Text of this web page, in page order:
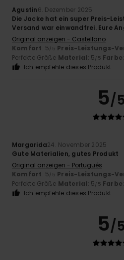
Agustin6. Dezember 2025
Die Jacke hat ein super Preis-
Versand war einwandfrei. Eure
Original anzeigen - Castellano
Komfort: 5/5 Preis-Leistungs-
Perfekte Größe Material: 5/5 Farbe
Ich empfehle dieses Produkt
5/5
Margarida24. November 2025
Gute Materialien, gutes Produkt
Original anzeigen - Português
Komfort: 5/5 Preis-Leistungs-
Perfekte Größe Material: 5/5 Farbe
Ich empfehle dieses Produkt
5/5